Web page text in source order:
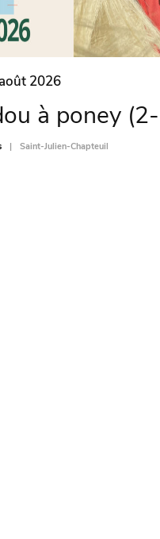
2026
à poney
Saint-Julien-Chapteuil